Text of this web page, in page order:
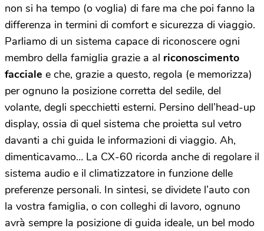
non si ha tempo (o voglia) di fare ma che poi fanno la
differenza in termini di comfort e sicurezza di viaggio.
Parliamo di un sistema capace di riconoscere ogni
membro della famiglia grazie a al riconoscimento
facciale e che, grazie a questo, regola (e memorizza)
per ognuno la posizione corretta del sedile, del
volante, degli specchietti esterni. Persino dell’head-up
display, ossia di quel sistema che proietta sul vetro
davanti a chi guida le informazioni di viaggio. Ah,
dimenticavamo… La CX-60 ricorda anche di regolare il
sistema audio e il climatizzatore in funzione delle
preferenze personali. In sintesi, se dividete l’auto con
la vostra famiglia, o con colleghi di lavoro, ognuno
avrà sempre la posizione di guida ideale, un bel modo